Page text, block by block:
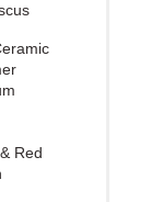
Red